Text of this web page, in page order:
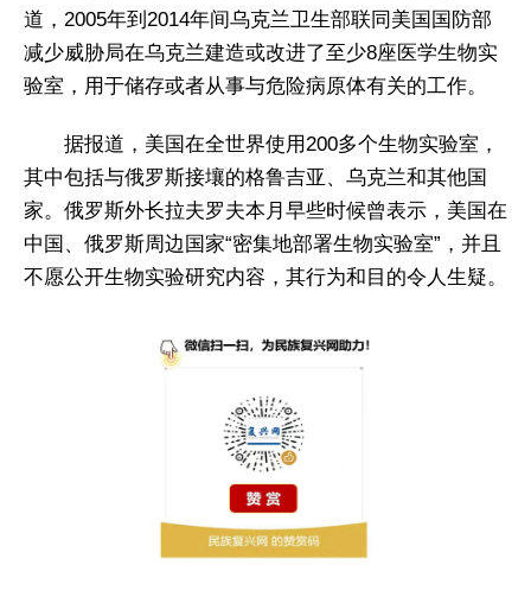
道，2005年到2014年间乌克兰卫生部联同美国国防部
减少威胁局在乌克兰建造或改进了至少8座医学生物实
验室，用于储存或者从事与危险病原体有关的工作。
据报道，美国在全世界使用200多个生物实验室，
其中包括与俄罗斯接壤的格鲁吉亚、乌克兰和其他国
家。俄罗斯外长拉夫罗夫本月早些时候曾表示，美国在
中国、俄罗斯周边国家“密集地部署生物实验室”，并且
不愿公开生物实验研究内容，其行为和目的令人生疑。